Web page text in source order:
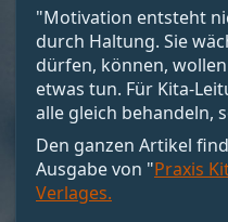
"Motivation entsteht
durch Haltung. Sie
dürfen, können,
etwas tun. Für Kita-
alle gleich behandeln,
motivieren, sondern
denen Motivation
sondern Resonanz
Menschen so führen,
Den ganzen Artikel
Ausgabe von "Praxis
Verlages.